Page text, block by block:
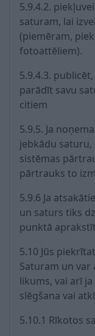
5.9.4.2.
saturam, lai
(piemēram,
fotoattēliem).
5.9.4.3.
parādīt savu
citiem
5.9.5. Ja
jebkādu saturu,
sistēmas
pārtrauks to
5.9.6 Ja
un saturs tiks
punktā
5.10 Jūs
Saturam un var
likums, vai arī
slēgšana vai
5.10.1 Rīkotos